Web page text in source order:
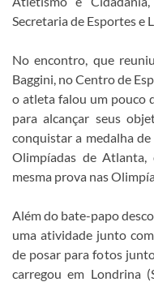
Secretaria de Esportes e
No encontro, que
Baggini, no Centro de
o atleta falou um pouco
para alcançar seus
conquistar a medalha
Olimpíadas de
mesma prova nas
Além do bate-papo
uma atividade junto
de posar para fotos
carregou em Londrina